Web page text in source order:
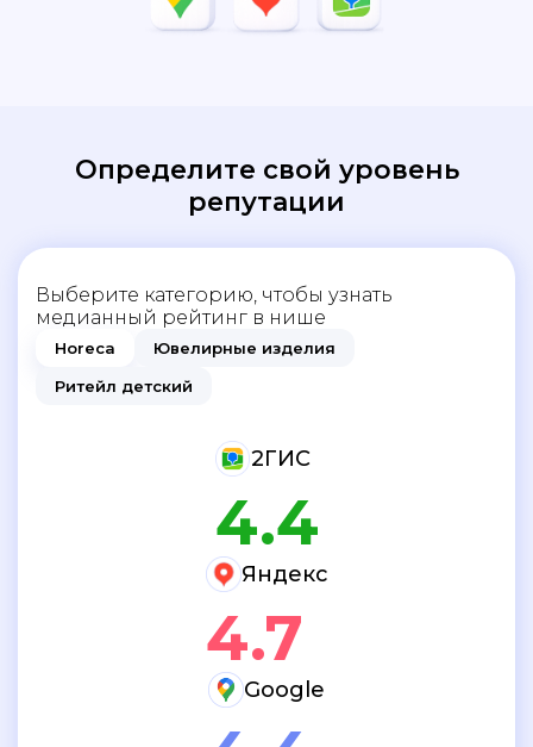
Определите свой уровень
репутации
Выберите категорию, чтобы узнать
медианный рейтинг в нише
horeca
ювелирные изделия
ритейл детский
2ГИС
4.4
Яндекс
4.7
Google